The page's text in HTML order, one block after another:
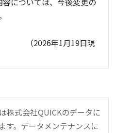
年1月19日現
株式会社QUICKのデータに
す。データメンテナンスに